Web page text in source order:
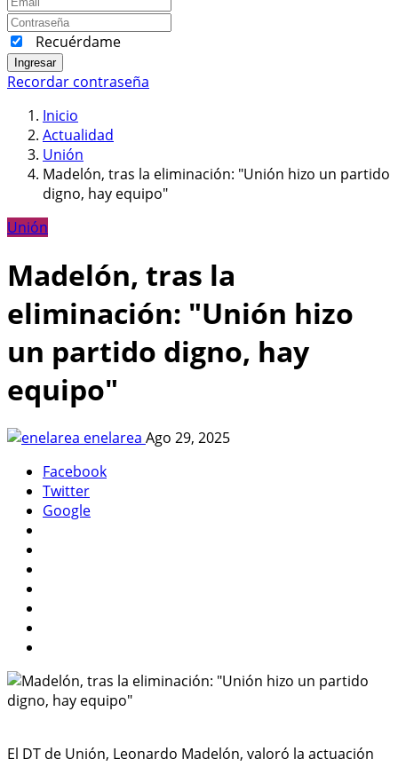
Recuérdame
Ingresar
Recordar contraseña
Inicio
Actualidad
Unión
Madelón, tras la eliminación: "Unión hizo un partido
digno, hay equipo"
Unión
Madelón, tras la
eliminación: "Unión hizo
un partido digno, hay
equipo"
enelarea Ago 29, 2025
Facebook
Twitter
Google
El DT de Unión, Leonardo Madelón, valoró la actuación